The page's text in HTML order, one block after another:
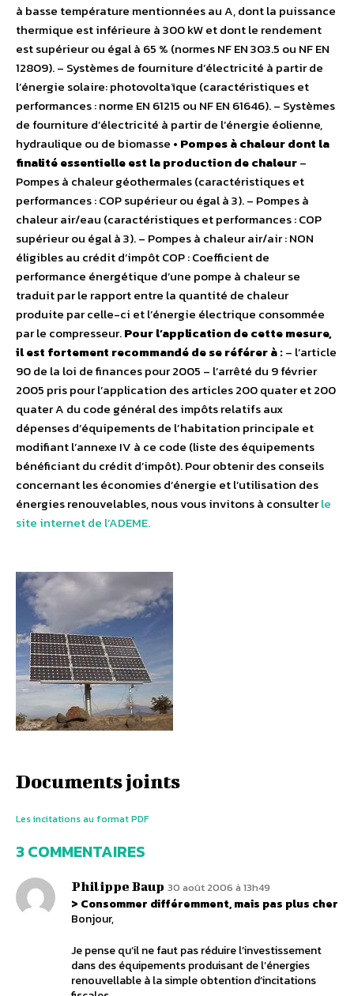
à basse température mentionnées au A, dont la puissance
thermique est inférieure à 300 kW et dont le rendement
est supérieur ou égal à 65 % (normes NF EN 303.5 ou NF EN
12809). – Systèmes de fourniture d’électricité à partir de
l’énergie solaire: photovoltaïque (caractéristiques et
performances : norme EN 61215 ou NF EN 61646). – Systèmes
de fourniture d’électricité à partir de l’énergie éolienne,
hydraulique ou de biomasse • Pompes à chaleur dont la
finalité essentielle est la production de chaleur–
Pompes à chaleur géothermales (caractéristiques et
performances : COP supérieur ou égal à 3). – Pompes à
chaleur air/eau (caractéristiques et performances : COP
supérieur ou égal à 3). – Pompes à chaleur air/air : NON
éligibles au crédit d’impôt COP : Coefficient de
performance énergétique d’une pompe à chaleur se
traduit par le rapport entre la quantité de chaleur
produite par celle-ci et l’énergie électrique consommée
par le compresseur.Pour l’application de cette mesure,
il est fortement recommandé de se référer à :– l’article
90 de la loi de finances pour 2005 – l’arrêté du 9 février
2005 pris pour l’application des articles 200 quater et 200
quater A du code général des impôts relatifs aux
dépenses d’équipements de l’habitation principale et
modifiant l’annexe IV à ce code (liste des équipements
bénéficiant du crédit d’impôt). Pour obtenir des conseils
concernant les économies d’énergie et l’utilisation des
énergies renouvelables, nous vous invitons à consulterle
site internet de l’ADEME.
Documents joints
Les incitations au format PDF
3 COMMENTAIRES
Philippe Baup 30 août 2006 à 13h49
> Consommer différemment, mais pas plus cher
Bonjour,
Je pense qu’il ne faut pas réduire l’investissement
dans des équipements produisant de l’énergies
renouvellable à la simple obtention d’incitations